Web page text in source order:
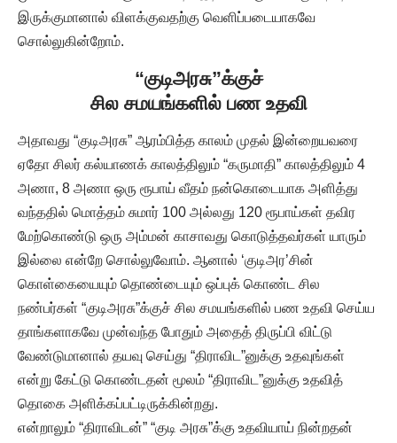
இருக்குமானால் விளக்குவதற்கு வெளிப்படையாகவே
சொல்லுகின்றோம்.
“குடிஅரசு”க்குச்
சில சமயங்களில் பண உதவி
அதாவது “குடிஅரசு” ஆரம்பித்த காலம் முதல் இன்றையவரை
ஏதோ சிலர் கல்யாணக் காலத்திலும் “கருமாதி” காலத்திலும் 4
அணா, 8 அணா ஒரு ரூபாய் வீதம் நன்கொடையாக அளித்து
வந்ததில் மொத்தம் சுமார் 100 அல்லது 120 ரூபாய்கள் தவிர
மேற்கொண்டு ஒரு அம்மன் காசாவது கொடுத்தவர்கள் யாரும்
இல்லை என்றே சொல்லுவோம். ஆனால் ‘குடிஅர’சின்
கொள்கையையும் தொண்டையும் ஒப்புக் கொண்ட சில
நண்பர்கள் “குடிஅரசு”க்குச் சில சமயங்களில் பண உதவி செய்ய
தாங்களாகவே முன்வந்த போதும் அதைத் திருப்பி விட்டு
வேண்டுமானால் தயவு செய்து “திராவிட”னுக்கு உதவுங்கள்
என்று கேட்டு கொண்டதன் மூலம் “திராவிட”னுக்கு உதவித்
தொகை அளிக்கப்பட்டிருக்கின்றது.
என்றாலும் “திராவிடன்” “குடி அரசு”க்கு உதவியாய் நின்றதன்